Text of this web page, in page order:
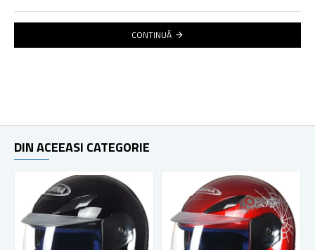
CONTINUĂ
DIN ACEEASI CATEGORIE